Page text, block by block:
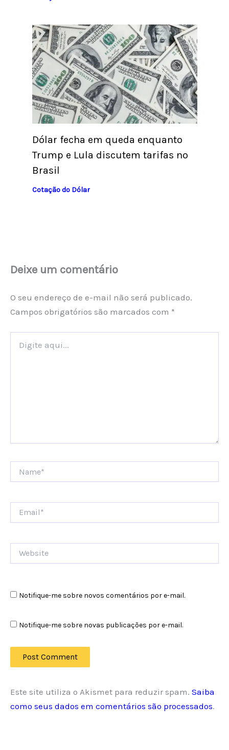
Dólar fecha em queda enquanto
Trump e Lula discutem tarifas no
Brasil
Cotação do Dólar
Deixe um comentário
O seu endereço de e-mail não será publicado.
Campos obrigatórios são marcados com *
aqui...
Notifique-me sobre novos comentários por e-mail.
Notifique-me sobre novas publicações por e-mail.
Este site utiliza o Akismet para reduzir spam. Saiba
como seus dados em comentários são processados.